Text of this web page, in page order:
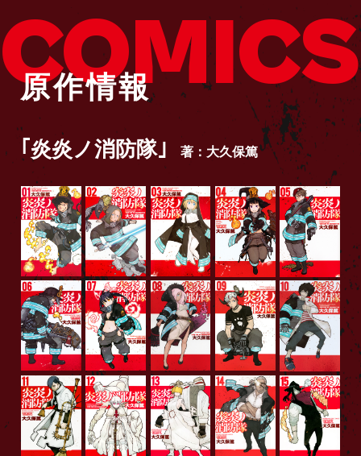
COMICS
原作情報
｢炎炎ノ消防隊｣ 著：大久保篤